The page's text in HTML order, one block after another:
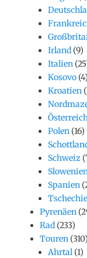
Irland (9)
Italien
Kosovo (4)
Kroatien
Polen (16)
Schweiz
Spanien
Pyrenäen
Rad (233)
Touren (310)
Ahrtal (1)